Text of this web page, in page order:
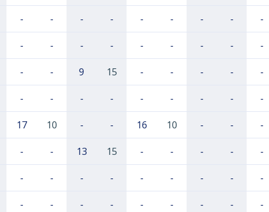
- - - - - - - - -
- - - - - - - - -
- - 9 15 - - - - -
- - - - - - - - -
17 10 - - 16 10 - - -
- - 13 15 - - - - -
- - - - - - - - -
- - - - - - - - -